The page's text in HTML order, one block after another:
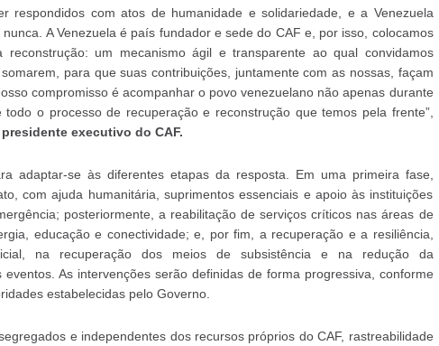
respondidos com atos de humanidade e solidariedade, e a Venezuela
A Venezuela é país fundador e sede do CAF e, por isso, colocamos
um mecanismo ágil e transparente ao qual convidamos
para que suas contribuições, juntamente com as nossas, façam
compromisso é acompanhar o povo venezuelano não apenas durante
o processo de recuperação e reconstrução que temos pela frente”,
executivo do CAF.
adaptar-se às diferentes etapas da resposta. Em uma primeira fase,
com ajuda humanitária, suprimentos essenciais e apoio às instituições
posteriormente, a reabilitação de serviços críticos nas áreas de
educação e conectividade; e, por fim, a recuperação e a resiliência,
na recuperação dos meios de subsistência e na redução da
As intervenções serão definidas de forma progressiva, conforme
estabelecidas pelo Governo.
e independentes dos recursos próprios do CAF, rastreabilidade